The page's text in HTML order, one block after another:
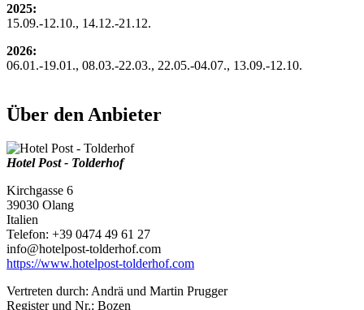
2025:
15.09.-12.10., 14.12.-21.12.
2026:
06.01.-19.01., 08.03.-22.03., 22.05.-04.07., 13.09.-12.10.
Über den Anbieter
Hotel Post - Tolderhof
Kirchgasse 6
39030 Olang
Italien
Telefon: +39 0474 49 61 27
info@hotelpost-tolderhof.com
https://www.hotelpost-tolderhof.com
Vertreten durch: Andrä und Martin Prugger
Register und Nr.: Bozen